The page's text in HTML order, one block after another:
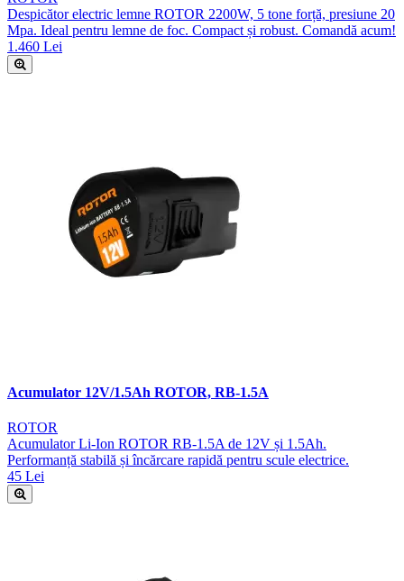
Despicător electric lemne ROTOR 2200W, 5 tone forță, presiune 20
Mpa. Ideal pentru lemne de foc. Compact și robust. Comandă acum!
1.460 Lei
Acumulator 12V/1.5Ah ROTOR, RB-1.5A
ROTOR
Acumulator Li-Ion ROTOR RB-1.5A de 12V și 1.5Ah.
Performanță stabilă și încărcare rapidă pentru scule electrice.
45 Lei